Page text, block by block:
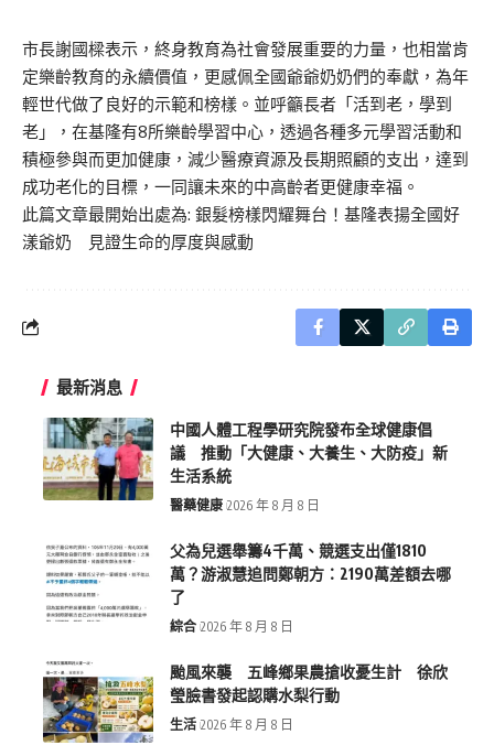
市長謝國樑表示，終身教育為社會發展重要的力量，也相當肯
定樂齡教育的永續價值，更感佩全國爺爺奶奶們的奉獻，為年
輕世代做了良好的示範和榜樣。並呼籲長者「活到老，學到
老」，在基隆有8所樂齡學習中心，透過各種多元學習活動和
積極參與而更加健康，減少醫療資源及長期照顧的支出，達到
成功老化的目標，一同讓未來的中高齡者更健康幸福。
此篇文章最開始出處為: 銀髮榜樣閃耀舞台！基隆表揚全國好
漾爺奶 見證生命的厚度與感動
最新消息
中國人體工程學研究院發布全球健康倡
議 推動「大健康、大養生、大防疫」新
生活系統
醫藥健康 2026 年 8 月 8 日
父為兒選舉籌4千萬、競選支出僅1810
萬？游淑慧追問鄭朝方：2190萬差額去哪
了
綜合 2026 年 8 月 8 日
颱風來襲 五峰鄉果農搶收憂生計 徐欣
瑩臉書發起認購水梨行動
生活 2026 年 8 月 8 日